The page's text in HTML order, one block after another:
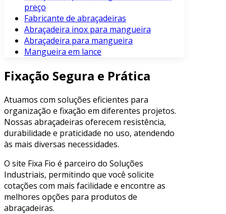
preço
Fabricante de abraçadeiras
Abraçadeira inox para mangueira
Abraçadeira para mangueira
Mangueira em lance
Fixação Segura e Prática
Atuamos com soluções eficientes para
organização e fixação em diferentes projetos.
Nossas abraçadeiras oferecem resistência,
durabilidade e praticidade no uso, atendendo
às mais diversas necessidades.
O site Fixa Fio é parceiro do Soluções
Industriais, permitindo que você solicite
cotações com mais facilidade e encontre as
melhores opções para produtos de
abraçadeiras.